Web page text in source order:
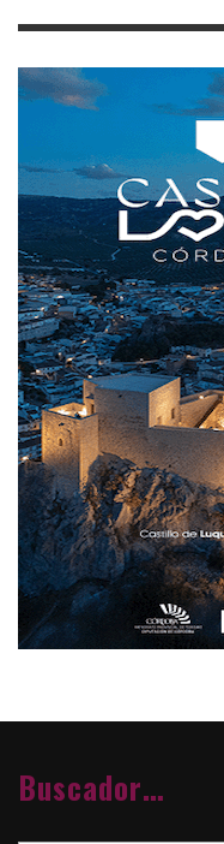
Buscador…